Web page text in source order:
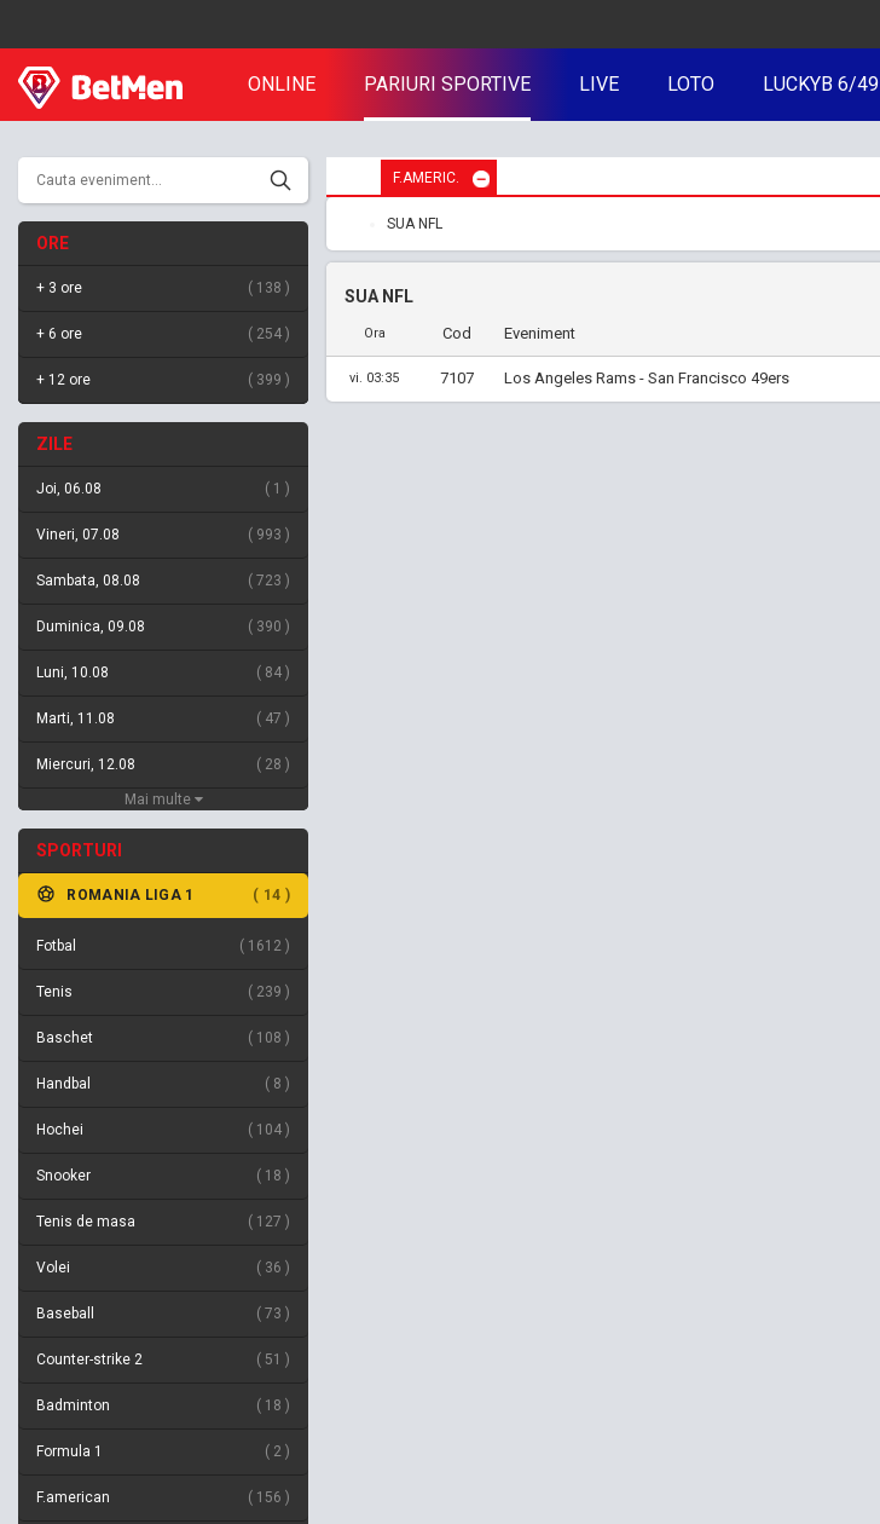
ONLINE PARIURI SPORTIVE LIVE LOTO LUCKYB 6/49
ORE
+ 3 ore 138
+ 6 ore 254
+ 12 ore 399
ZILE
Joi, 06.08 1
Vineri, 07.08 993
Sambata, 08.08 723
Duminica, 09.08 390
Luni, 10.08 84
Marti, 11.08 47
Miercuri, 12.08 28
Mai multe
SPORTURI
ROMANIA LIGA 1 14
Fotbal 1612
Tenis 239
Baschet 108
Handbal 8
Hochei 104
Snooker 18
Tenis de masa 127
Volei 36
Baseball 73
Counter-strike 2 51
Badminton 18
Formula 1 2
F.american 156
F.AMERIC.
SUA NFL
SUA NFL
Ora Cod Eveniment
vi. 03:35 7107 Los Angeles Rams - San Francisco 49ers